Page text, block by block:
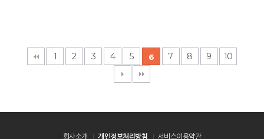
1 2 3 4 5 6 7 8 9 10
회사소개 개인정보처리방침 서비스이용약관